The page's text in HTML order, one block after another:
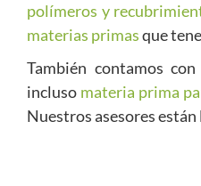
polímeros y
materias primasque
También contamos
incluso materia prima
Nuestros asesores